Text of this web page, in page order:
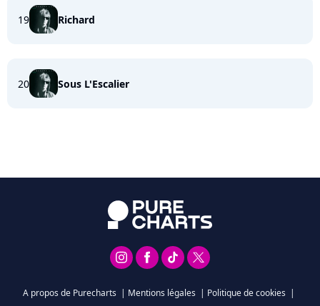
19 Richard
20 Sous L'Escalier
A propos de Purecharts | Mentions légales | Politique de cookies |